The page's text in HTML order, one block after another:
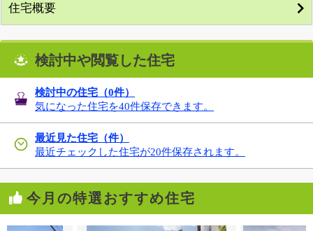
住宅概要
検討中や閲覧した住宅
検討中の住宅（0件）
気になった住宅を40件保存できます。
最近見た住宅（件）
最近チェックした住宅が20件保存されます。
今月の特選おすすめ住宅